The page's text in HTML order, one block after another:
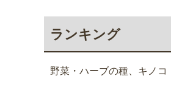
ランキング
野菜・ハーブの種、キノコ